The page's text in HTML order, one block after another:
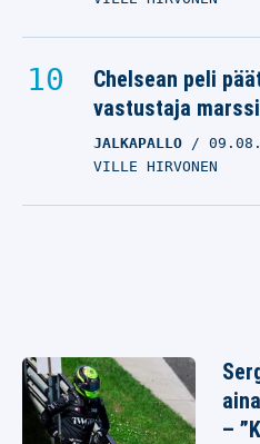
Chelsean peli
vastustaja
JALKAPALLO
VILLE HIRVONEN
–